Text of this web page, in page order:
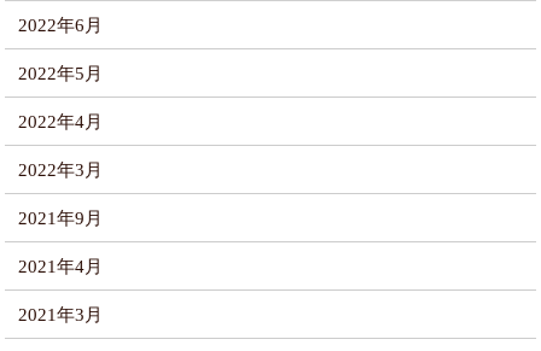
2022年6月
2022年5月
2022年4月
2022年3月
2021年9月
2021年4月
2021年3月